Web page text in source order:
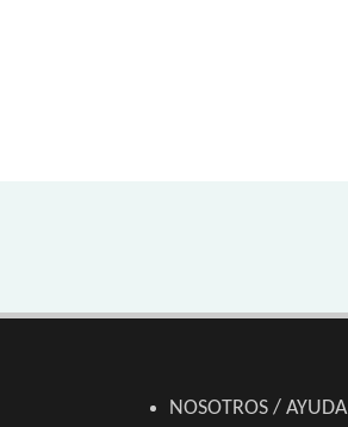
NOSOTROS / AYUDA